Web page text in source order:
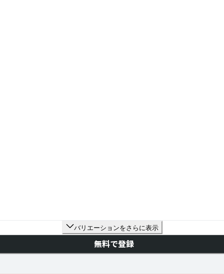
バリエーションをさらに表示
無料で登録